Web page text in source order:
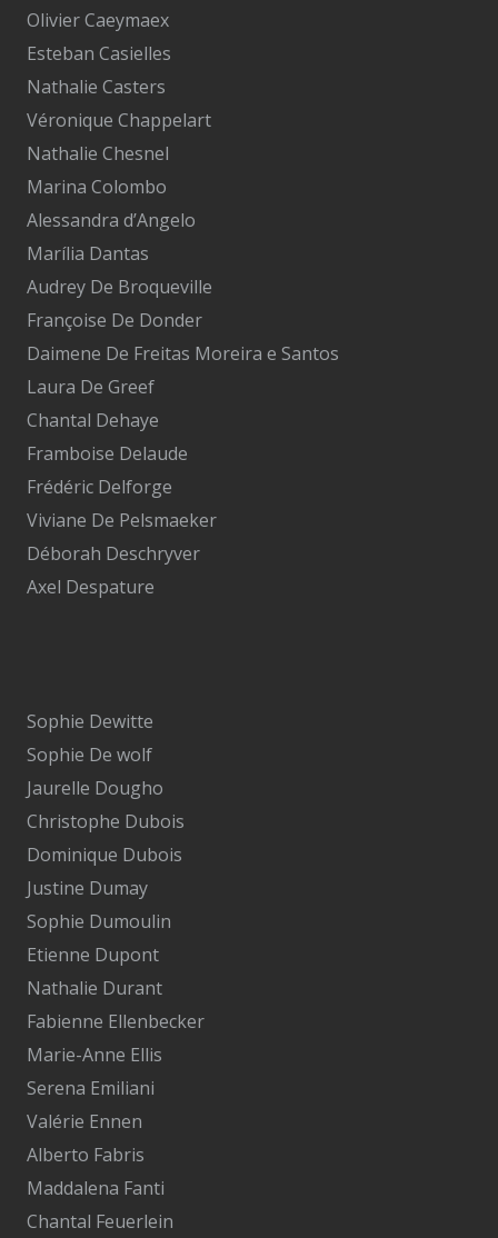
Olivier Caeymaex
Esteban Casielles
Nathalie Casters
Véronique Chappelart
Nathalie Chesnel
Marina Colombo
Alessandra d’Angelo
Marília Dantas
Audrey De Broqueville
Françoise De Donder
Daimene De Freitas Moreira e Santos
Laura De Greef
Chantal Dehaye
Framboise Delaude
Frédéric Delforge
Viviane De Pelsmaeker
Déborah Deschryver
Axel Despature
Sophie Dewitte
Sophie De wolf
Jaurelle Dougho
Christophe Dubois
Dominique Dubois
Justine Dumay
Sophie Dumoulin
Etienne Dupont
Nathalie Durant
Fabienne Ellenbecker
Marie-Anne Ellis
Serena Emiliani
Valérie Ennen
Alberto Fabris
Maddalena Fanti
Chantal Feuerlein